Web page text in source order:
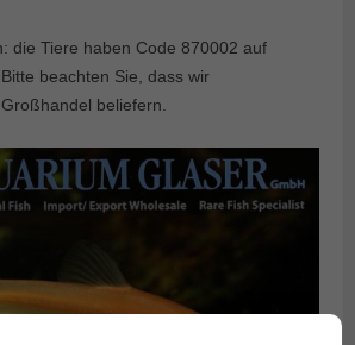
die Tiere haben Code 870002 auf
beachten Sie, dass wir
beliefern.